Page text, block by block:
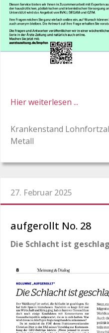
Hier weiterlesen ...
Krankenstand
Metall
27. Februar 2025
aufgerollt No. 28
Die Schlacht ist